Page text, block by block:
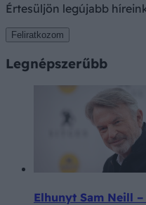
Értesüljön legújabb
Feliratkozom
Legnépszerűbb
Elhunyt Sam Neill